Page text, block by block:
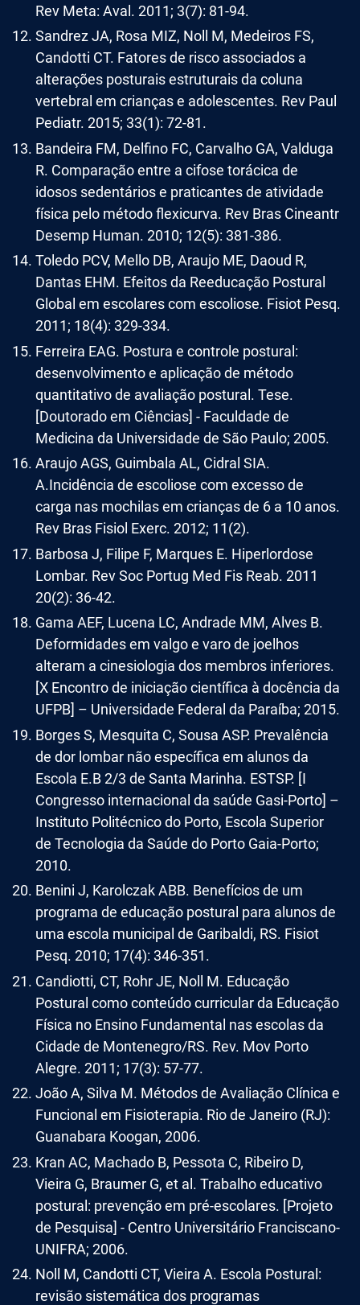
Rev Meta: Aval. 2011; 3(7): 81-94.
Sandrez JA, Rosa MIZ, Noll M, Medeiros FS,
Candotti CT. Fatores de risco associados a
alterações posturais estruturais da coluna
vertebral em crianças e adolescentes. Rev Paul
Pediatr. 2015; 33(1): 72-81.
Bandeira FM, Delfino FC, Carvalho GA, Valduga
R. Comparação entre a cifose torácica de
idosos sedentários e praticantes de atividade
física pelo método flexicurva. Rev Bras Cineantr
Desemp Human. 2010; 12(5): 381-386.
Toledo PCV, Mello DB, Araujo ME, Daoud R,
Dantas EHM. Efeitos da Reeducação Postural
Global em escolares com escoliose. Fisiot Pesq.
2011; 18(4): 329-334.
Ferreira EAG. Postura e controle postural:
desenvolvimento e aplicação de método
quantitativo de avaliação postural. Tese.
[Doutorado em Ciências] - Faculdade de
Medicina da Universidade de São Paulo; 2005.
Araujo AGS, Guimbala AL, Cidral SIA.
A.Incidência de escoliose com excesso de
carga nas mochilas em crianças de 6 a 10 anos.
Rev Bras Fisiol Exerc. 2012; 11(2).
Barbosa J, Filipe F, Marques E. Hiperlordose
Lombar. Rev Soc Portug Med Fis Reab. 2011
20(2): 36-42.
Gama AEF, Lucena LC, Andrade MM, Alves B.
Deformidades em valgo e varo de joelhos
alteram a cinesiologia dos membros inferiores.
[X Encontro de iniciação científica à docência da
UFPB] – Universidade Federal da Paraíba; 2015.
Borges S, Mesquita C, Sousa ASP. Prevalência
de dor lombar não específica em alunos da
Escola E.B 2/3 de Santa Marinha. ESTSP. [I
Congresso internacional da saúde Gasi-Porto] –
Instituto Politécnico do Porto, Escola Superior
de Tecnologia da Saúde do Porto Gaia-Porto;
2010.
Benini J, Karolczak ABB. Benefícios de um
programa de educação postural para alunos de
uma escola municipal de Garibaldi, RS. Fisiot
Pesq. 2010; 17(4): 346-351.
Candiotti, CT, Rohr JE, Noll M. Educação
Postural como conteúdo curricular da Educação
Física no Ensino Fundamental nas escolas da
Cidade de Montenegro/RS. Rev. Mov Porto
Alegre. 2011; 17(3): 57-77.
João A, Silva M. Métodos de Avaliação Clínica e
Funcional em Fisioterapia. Rio de Janeiro (RJ):
Guanabara Koogan, 2006.
Kran AC, Machado B, Pessota C, Ribeiro D,
Vieira G, Braumer G, et al. Trabalho educativo
postural: prevenção em pré-escolares. [Projeto
de Pesquisa] - Centro Universitário Franciscano-
UNIFRA; 2006.
Noll M, Candotti CT, Vieira A. Escola Postural:
revisão sistemática dos programas